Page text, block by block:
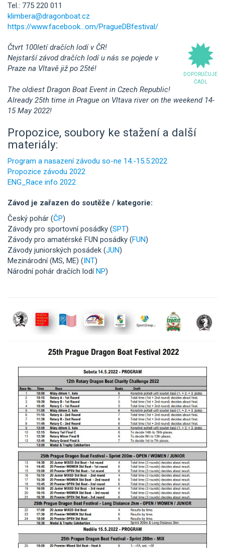
Tel.: 775 220 011
klimbera@dragonboat.cz
https://www.facebook...om/PragueDBfestival/
DOPORUČUJE
ČADL
Čtvrt 100letí dračích lodí v ČR!
Nejstarší závod dračích lodí u nás se pojede v
Praze na Vltavě již po 25té!
The oldiest Dragon Boat Event in Czech Republic!
Already 25th time in Prague on Vltava river on the weekend 14-
15 May 2022!
Propozice, soubory ke stažení a další
materiály:
Program a nasazení závodu so-ne 14.-15.5.2022
Propozice závodu 2022
ENG_Race info 2022
Závod je zařazen do soutěže / kategorie:
Český pohár (ČP)
Závody pro sportovní posádky (SPT)
Závody pro amatérské FUN posádky (FUN)
Závody juniorských posádek (JUN)
Mezinárodní (MS, ME) (INT)
Národní pohár dračích lodíNP)